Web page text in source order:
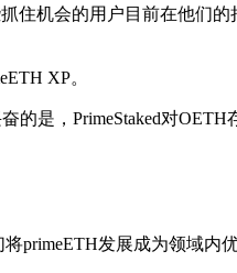
机会的用户目前在他们
XP。
是，PrimeStaked对
发展成为领域内